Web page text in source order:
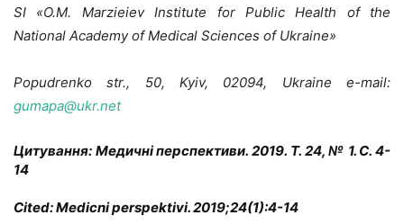
SI «O.M. Marzieiev Institute for Public Health of the
National Academy of Medical Sciences of Ukraine»
Popudrenko str., 50, Kyiv, 02094, Ukraine e-mail:
gumapa@ukr.net
Цитування: Медичні перспективи. 2019. Т. 24, № 1. С. 4-
14
Cited:Medicni perspektivi. 2019;24(1):4-14